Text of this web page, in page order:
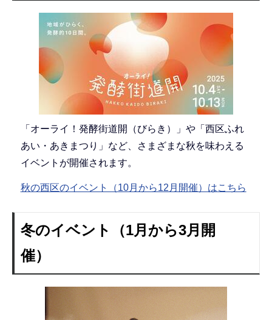
「オーライ！発酵街道開（びらき）」や「西区ふれ
あい・あきまつり」など、さまざまな秋を味わえる
イベントが開催されます。
秋の西区のイベント（10月から12月開催）はこちら
冬のイベント（1月から3月開
催）